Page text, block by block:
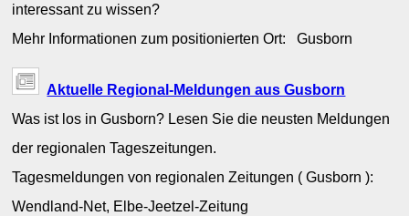
interessant zu wissen?
Mehr Informationen zum positionierten Ort: Gusborn
Aktuelle Regional-Meldungen aus Gusborn
Was ist los in Gusborn? Lesen Sie die neusten Meldungen
der regionalen Tageszeitungen.
Tagesmeldungen von regionalen Zeitungen ( Gusborn ):
Wendland-Net, Elbe-Jeetzel-Zeitung